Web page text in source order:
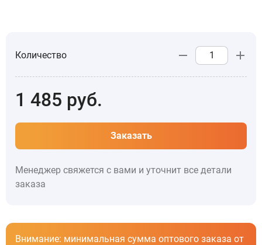
Количество
1 485 руб.
Заказать
Менеджер свяжется с вами и уточнит все детали
заказа
Внимание: минимальная сумма оптового заказа от